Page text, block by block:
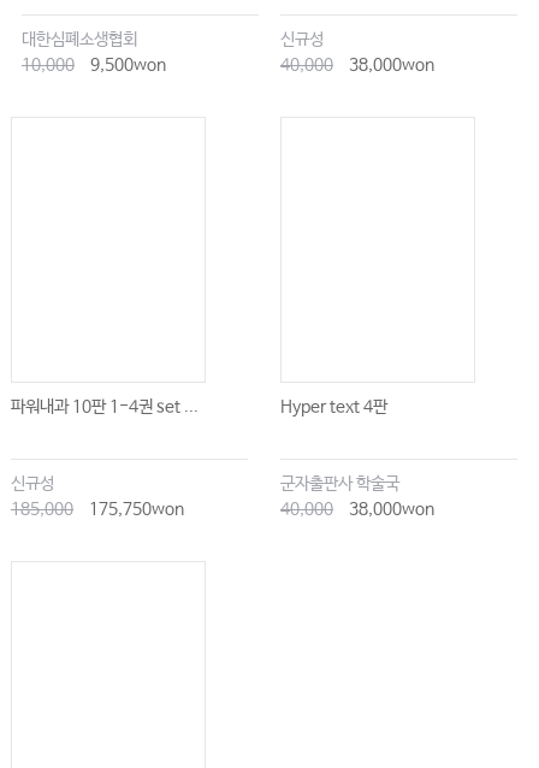
불안정한 순간에 결정을 내리지 말아라
사랑의 불꽃, 그 뒤에 필요한 것은
인생은 선택의 연속 I
인생은 선택의 연속 II
대한심폐소생협회
10,000
9,500won
신규성
40,000
38,000won
파워내과 10판 1-4권 set ...
신규성
185,000
175,750won
Hyper text 4판
군자출판사 학술국
40,000
38,000won